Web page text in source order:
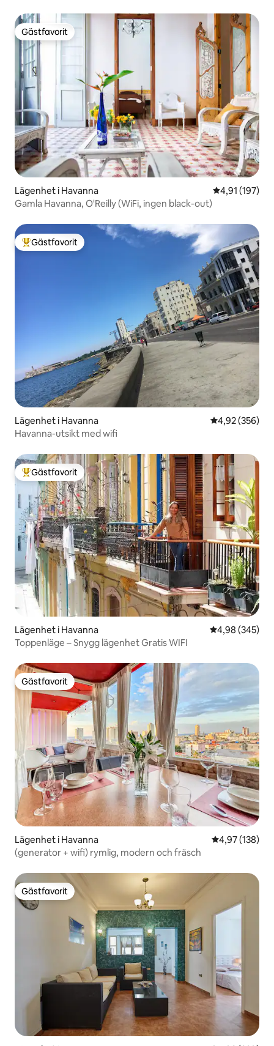
Gästfavorit
Gästfavorit
Lägenhet i Havanna 4,91 av 5 i
4,91 (197)
Gamla Havanna, O'Reilly (WiFi, ingen black-out)
Populär gästfavorit
Gästfavorit
Lägenhet i Havanna 4,92 av 5 i
4,92 (356)
Havanna-utsikt med wifi
Populär gästfavorit
Gästfavorit
Lägenhet i Havanna 4,98 av 5 i
4,98 (345)
Toppenläge – Snygg lägenhet Gratis WIFI
Gästfavorit
Gästfavorit
Lägenhet i Havanna 4,97 av 5 i
4,97 (138)
(generator + wifi) rymlig, modern och fräsch
Gästfavorit
Gästfavorit